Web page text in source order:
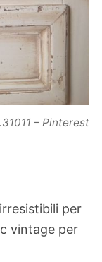
– Pinterest
per
vintage per